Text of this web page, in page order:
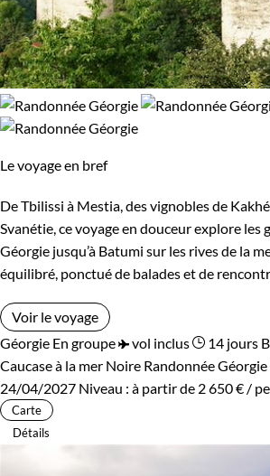
Le voyage en bref
De Tbilissi à Mestia, des vignobles de
Svanétie, ce voyage en douceur explore les
Géorgie jusqu’à Batumi sur les rives de la
équilibré, ponctué de balades et de
Voir le voyage
Géorgie En groupe vol inclus 14 jours
Caucase à la mer Noire Randonnée Géorgie
24/04/2027 Niveau : à partir de 2 650 € /
Carte
Détails